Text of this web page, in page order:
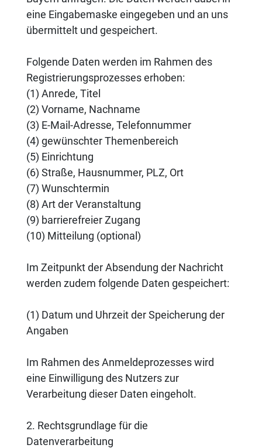
eine Eingabemaske eingegeben und an uns
übermittelt und gespeichert.
Folgende Daten werden im Rahmen des
Registrierungsprozesses erhoben:
(1) Anrede, Titel
(2) Vorname, Nachname
(3) E-Mail-Adresse, Telefonnummer
(4) gewünschter Themenbereich
(5) Einrichtung
(6) Straße, Hausnummer, PLZ, Ort
(7) Wunschtermin
(8) Art der Veranstaltung
(9) barrierefreier Zugang
(10) Mitteilung (optional)
Im Zeitpunkt der Absendung der Nachricht
werden zudem folgende Daten gespeichert:
(1) Datum und Uhrzeit der Speicherung der
Angaben
Im Rahmen des Anmeldeprozesses wird
eine Einwilligung des Nutzers zur
Verarbeitung dieser Daten eingeholt.
2. Rechtsgrundlage für die
Datenverarbeitung